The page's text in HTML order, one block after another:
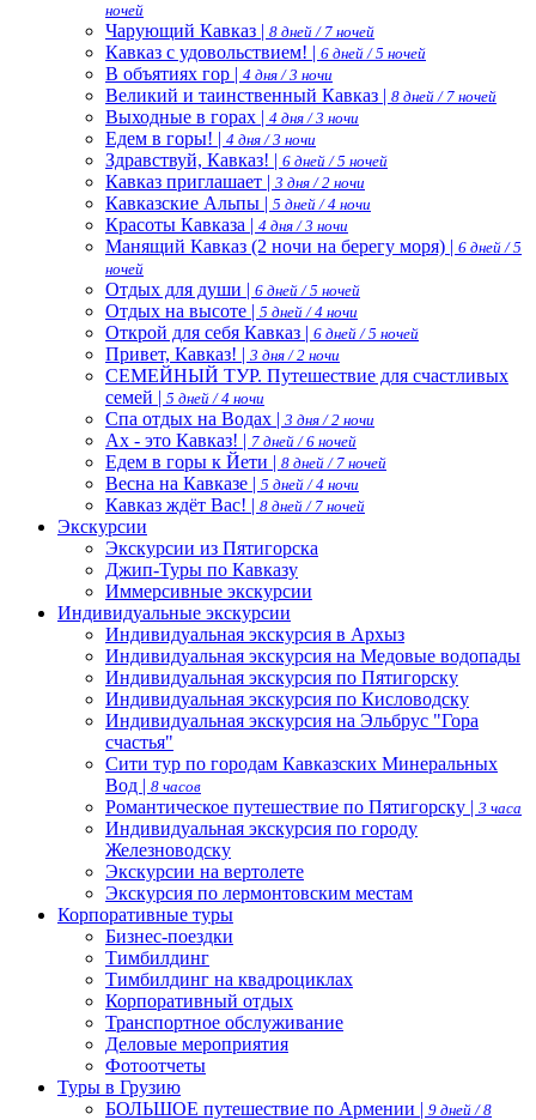
ночей
Чарующий Кавказ | 8 дней / 7 ночей
Кавказ с удовольствием! | 6 дней / 5 ночей
В объятиях гор | 4 дня / 3 ночи
Великий и таинственный Кавказ | 8 дней / 7 ночей
Выходные в горах | 4 дня / 3 ночи
Едем в горы! | 4 дня / 3 ночи
Здравствуй, Кавказ! | 6 дней / 5 ночей
Кавказ приглашает | 3 дня / 2 ночи
Кавказские Альпы | 5 дней / 4 ночи
Красоты Кавказа | 4 дня / 3 ночи
Манящий Кавказ (2 ночи на берегу моря) | 6 дней / 5
ночей
Отдых для души | 6 дней / 5 ночей
Отдых на высоте | 5 дней / 4 ночи
Открой для себя Кавказ | 6 дней / 5 ночей
Привет, Кавказ! | 3 дня / 2 ночи
СЕМЕЙНЫЙ ТУР. Путешествие для счастливых
семей | 5 дней / 4 ночи
Спа отдых на Водах | 3 дня / 2 ночи
Ах - это Кавказ! | 7 дней / 6 ночей
Едем в горы к Йети | 8 дней / 7 ночей
Весна на Кавказе | 5 дней / 4 ночи
Кавказ ждёт Вас! | 8 дней / 7 ночей
Экскурсии
Экскурсии из Пятигорска
Джип-Туры по Кавказу
Иммерсивные экскурсии
Индивидуальные экскурсии
Индивидуальная экскурсия в Архыз
Индивидуальная экскурсия на Медовые водопады
Индивидуальная экскурсия по Пятигорску
Индивидуальная экскурсия по Кисловодску
Индивидуальная экскурсия на Эльбрус "Гора
счастья"
Сити тур по городам Кавказских Минеральных
Вод | 8 часов
Романтическое путешествие по Пятигорску | 3 часа
Индивидуальная экскурсия по городу
Железноводску
Экскурсии на вертолете
Экскурсия по лермонтовским местам
Корпоративные туры
Бизнес-поездки
Тимбилдинг
Тимбилдинг на квадроциклах
Корпоративный отдых
Транспортное обслуживание
Деловые мероприятия
Фотоотчеты
Туры в Грузию
БОЛЬШОЕ путешествие по Армении | 9 дней / 8